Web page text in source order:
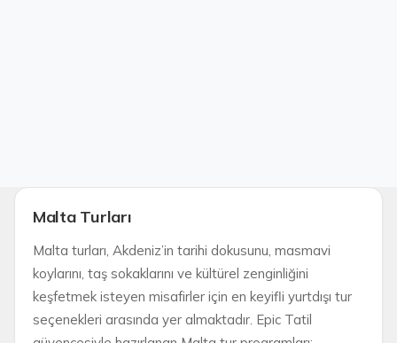
Malta Turları
Malta turları, Akdeniz’in tarihi dokusunu, masmavi
koylarını, taş sokaklarını ve kültürel zenginliğini
keşfetmek isteyen misafirler için en keyifli yurtdışı tur
seçenekleri arasında yer almaktadır. Epic Tatil